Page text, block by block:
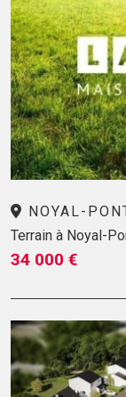
NOYAL-
Terrain à Noyal-
34 000 €